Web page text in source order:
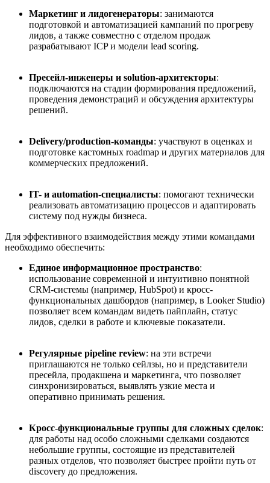
Маркетинг и лидогенераторы: занимаются
подготовкой и автоматизацией кампаний по прогреву
лидов, а также совместно с отделом продаж
разрабатывают ICP и модели lead scoring.
Пресейл-инженеры и solution-архитекторы:
подключаются на стадии формирования предложений,
проведения демонстраций и обсуждения архитектуры
решений.
Delivery/production-команды: участвуют в оценках и
подготовке кастомных roadmap и других материалов для
коммерческих предложений.
IT- и automation-специалисты: помогают технически
реализовать автоматизацию процессов и адаптировать
систему под нужды бизнеса.
Для эффективного взаимодействия между этими командами
необходимо обеспечить:
Единое информационное пространство:
использование современной и интуитивно понятной
CRM-системы (например, HubSpot) и кросс-
функциональных дашбордов (например, в Looker Studio)
позволяет всем командам видеть пайплайн, статус
лидов, сделки в работе и ключевые показатели.
Регулярные pipeline review: на эти встречи
приглашаются не только сейлзы, но и представители
пресейла, продакшена и маркетинга, что позволяет
синхронизироваться, выявлять узкие места и
оперативно принимать решения.
Кросс-функциональные группы для сложных сделок:
для работы над особо сложными сделками создаются
небольшие группы, состоящие из представителей
разных отделов, что позволяет быстрее пройти путь от
discovery до предложения.